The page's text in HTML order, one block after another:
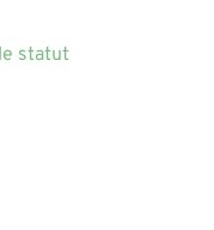
statut